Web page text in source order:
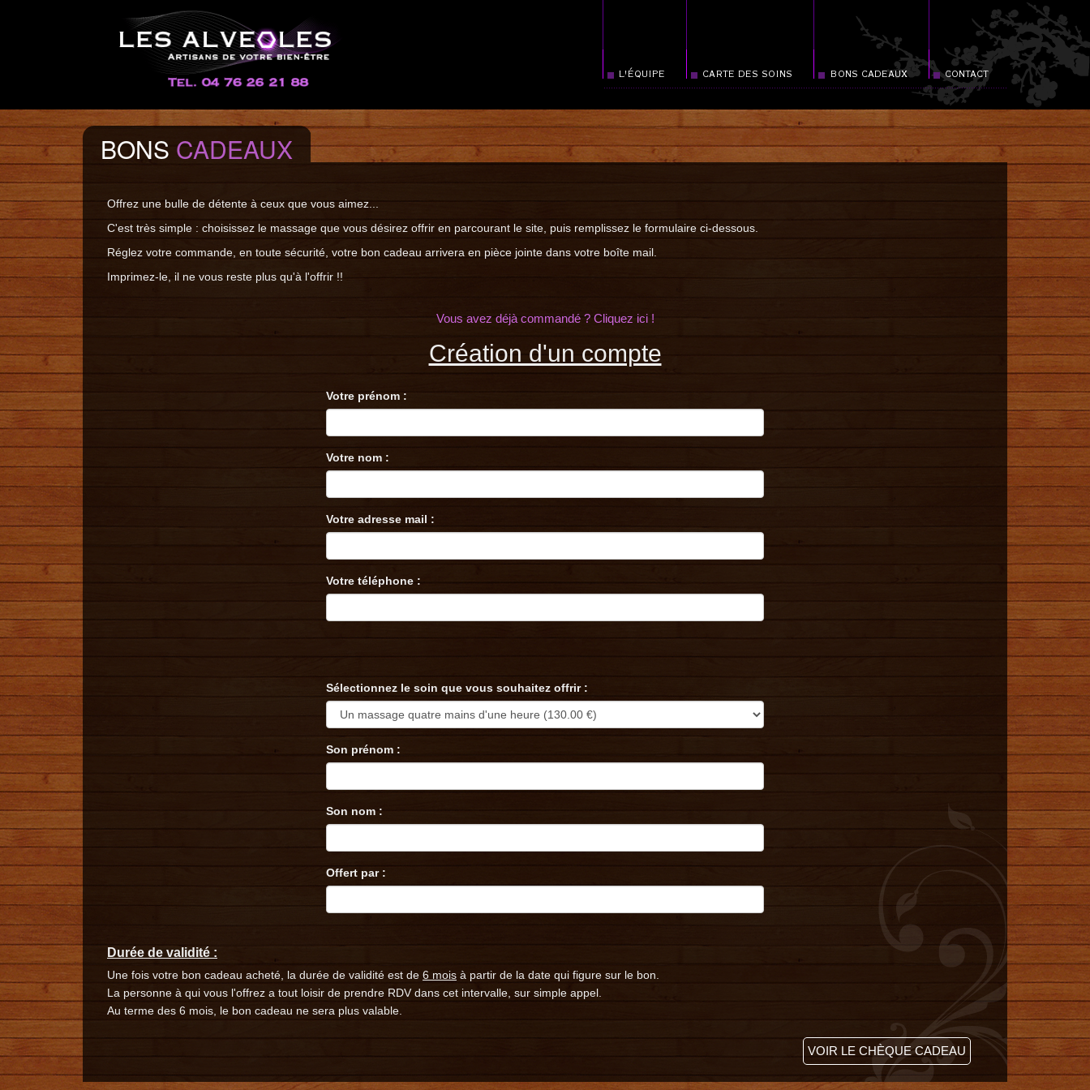
L'ÉQUIPE CARTE DES SOINS BONS CADEAUX CONTACT
BONS CADEAUX
Offrez une bulle de détente à ceux que vous aimez...
C'est très simple : choisissez le massage que vous désirez offrir en parcourant le site, puis remplissez le formulaire ci-dessous.
Réglez votre commande, en toute sécurité, votre bon cadeau arrivera en pièce jointe dans votre boîte mail.
Imprimez-le, il ne vous reste plus qu'à l'offrir !!
Vous avez déjà commandé ? Cliquez ici !
Création d'un compte
Votre prénom :
Votre nom :
Votre adresse mail :
Votre téléphone :
Sélectionnez le soin que vous souhaitez offrir :
Son prénom :
Son nom :
Offert par :
Durée de validité :
Une fois votre bon cadeau acheté, la durée de validité est de 6 mois à partir de la date qui figure sur le bon.
La personne à qui vous l'offrez a tout loisir de prendre RDV dans cet intervalle, sur simple appel.
Au terme des 6 mois, le bon cadeau ne sera plus valable.